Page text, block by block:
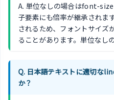
A. 単位なしの場合はfont-size
子要素にも倍率が継承されま
されるため、フォントサイズ
ることがあります。単位なし
Q. 日本語テキストに適切な
か？